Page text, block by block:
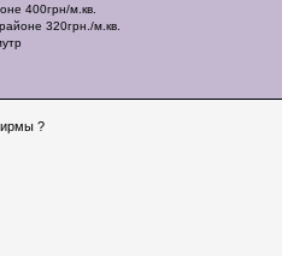
400грн/м.кв.
320грн./м.кв.
?